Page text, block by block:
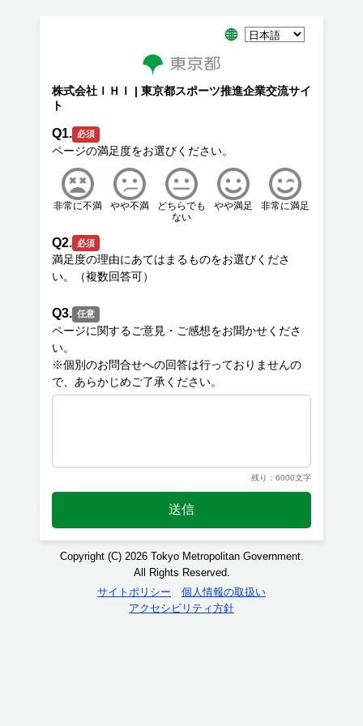
株式会社ＩＨＩ | 東京都スポーツ推進企業交流サイ
ト
Q1. 必須
非常に不満 やや不満
どちらでも
ない
やや満足 非常に満足
Q2. 必須
満足度の理由にあてはまるものをお選びくださ
Q3. 任意
ページに関するご意見・ご感想をお聞かせくださ
い。
※個別のお問合せへの回答は行っておりませんの
残り：6000文字
送信
Copyright (C) 2026 Tokyo Metropolitan Government.
All Rights Reserved.
サイトポリシー
個人情報の取扱い
アクセシビリティ方針